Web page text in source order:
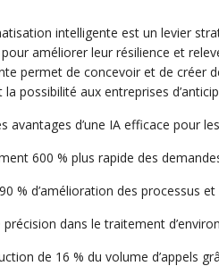
intelligente est un levier
pour améliorer leur résilience et
permet de concevoir et de créer
la possibilité aux entreprises
avantages d’une IA efficace pour
600 % plus rapide des
% d’amélioration des processus
précision dans le traitement
de 16 % du volume d’appels